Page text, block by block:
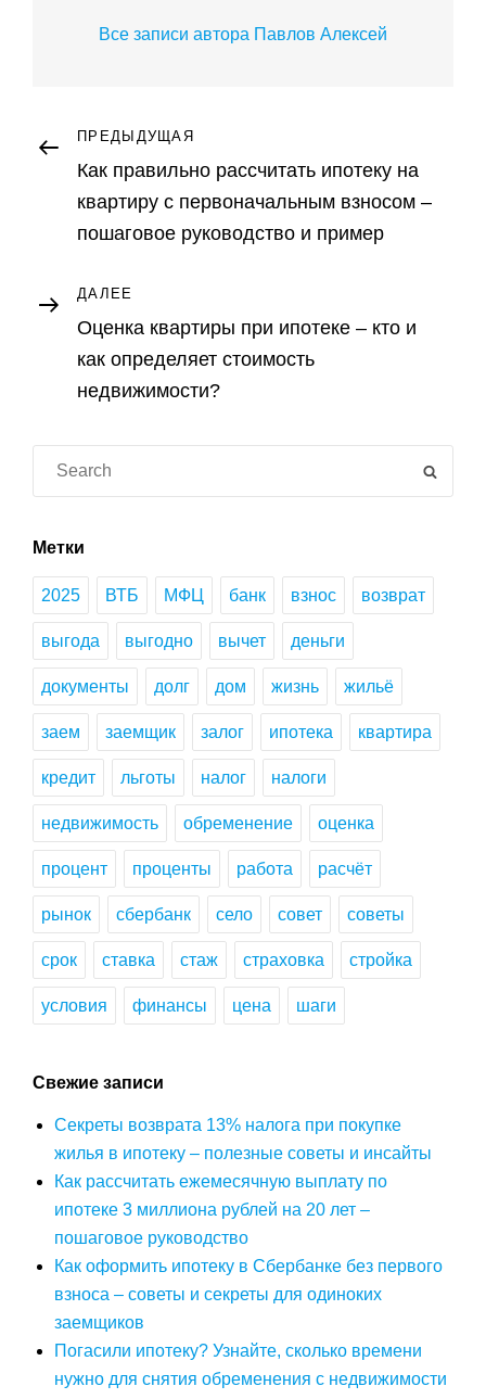
Все записи автора Павлов Алексей
Навигация
по
записям
Предыдущая
запись
ПРЕДЫДУЩАЯ
Как правильно рассчитать ипотеку на
квартиру с первоначальным взносом –
пошаговое руководство и пример
Следующая
запись
ДАЛЕЕ
Оценка квартиры при ипотеке – кто и
как определяет стоимость
недвижимости?
Метки
2025 ВТБ МФЦ банк взнос возврат
выгода выгодно вычет деньги
документы долг дом жизнь жильё
заем заемщик залог ипотека квартира
кредит льготы налог налоги
недвижимость обременение оценка
процент проценты работа расчёт
рынок сбербанк село совет советы
срок ставка стаж страховка стройка
условия финансы цена шаги
Свежие записи
Секреты возврата 13% налога при покупке
жилья в ипотеку – полезные советы и инсайты
Как рассчитать ежемесячную выплату по
ипотеке 3 миллиона рублей на 20 лет –
пошаговое руководство
Как оформить ипотеку в Сбербанке без первого
взноса – советы и секреты для одиноких
заемщиков
Погасили ипотеку? Узнайте, сколько времени
нужно для снятия обременения с недвижимости